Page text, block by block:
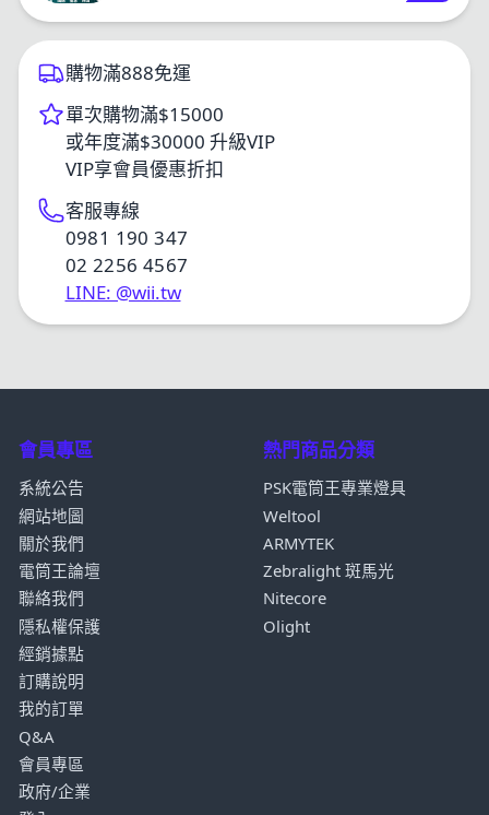
購物滿888免運
單次購物滿$15000
或年度滿$30000 升級VIP
VIP享會員優惠折扣
客服專線
0981 190 347
02 2256 4567
LINE: @wii.tw
會員專區
系統公告
網站地圖
關於我們
電筒王論壇
聯絡我們
隱私權保護
經銷據點
訂購說明
我的訂單
Q&A
會員專區
政府/企業
熱門商品分類
PSK電筒王專業燈具
Weltool
ARMYTEK
Zebralight 斑馬光
Nitecore
Olight